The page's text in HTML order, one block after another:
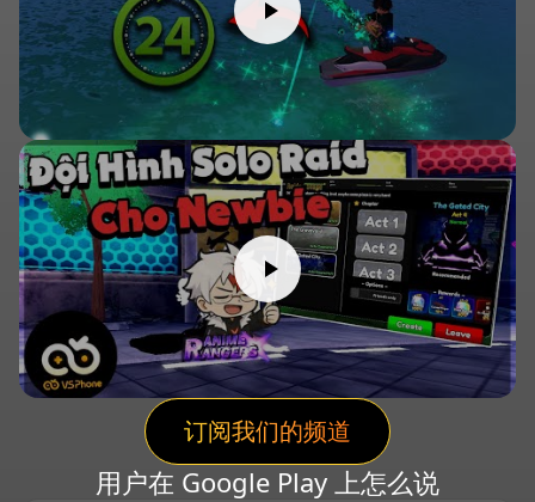
订阅我们的频道
用户在 Google Play 上怎么说